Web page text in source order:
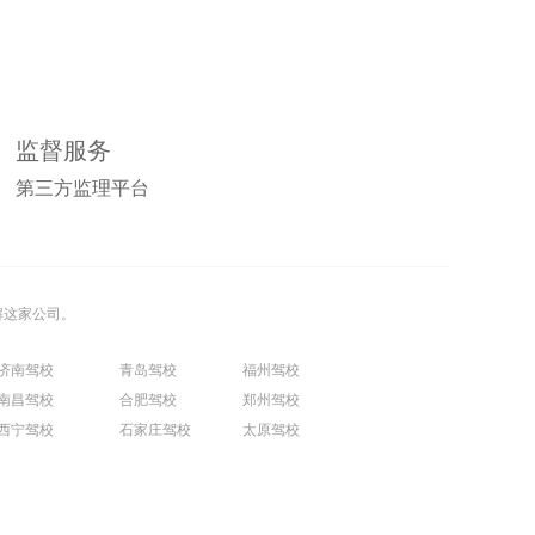
监督服务
第三方监理平台
家公司。
南驾校 青岛驾校
福州驾校
昌驾校
合肥驾校
郑州驾校
宁驾校
石家庄驾校 太原驾校